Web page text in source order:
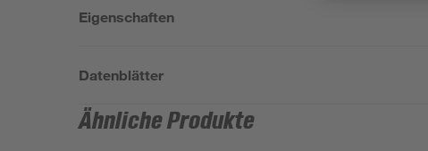
Eigenschaften
Datenblätter
Ähnliche Produkte